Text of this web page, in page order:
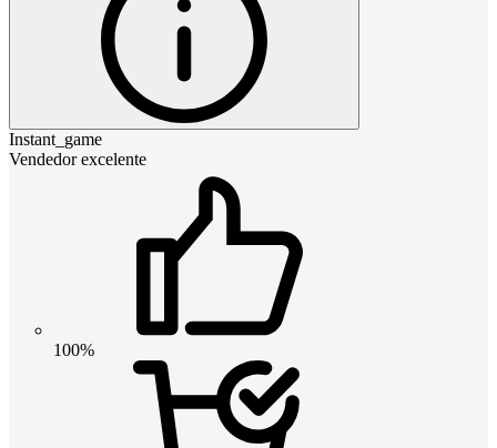
Instant_game
Vendedor excelente
100%